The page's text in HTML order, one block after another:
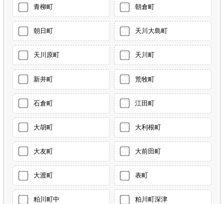
青柳町 朝倉町
朝日町 天川大島町
天川原町 天川町
新井町 荒牧町
石倉町 江田町
大胡町 大利根町
大友町 大前田町
大渡町 表町
粕川町中 粕川町深津